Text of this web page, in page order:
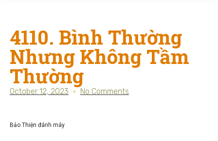
4110. Bình Thường
Nhưng Không Tầm
Thường
October 12, 2023 No Comments
Bảo Thiện đánh máy